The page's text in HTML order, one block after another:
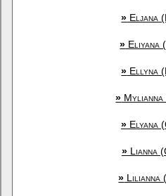
» Eljana
» Eliyana
» Ellyna
» Mylianna
»Elyana
»Lianna
» Lilianna